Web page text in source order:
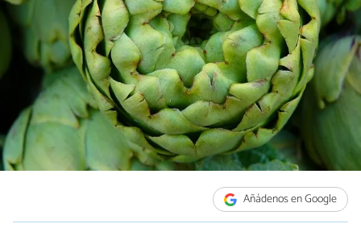
Añádenos en Google